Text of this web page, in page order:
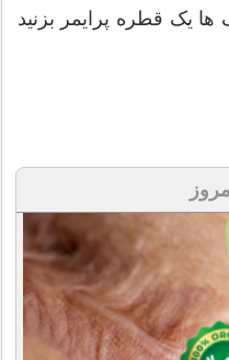
یک قطره پرایمر بزنید